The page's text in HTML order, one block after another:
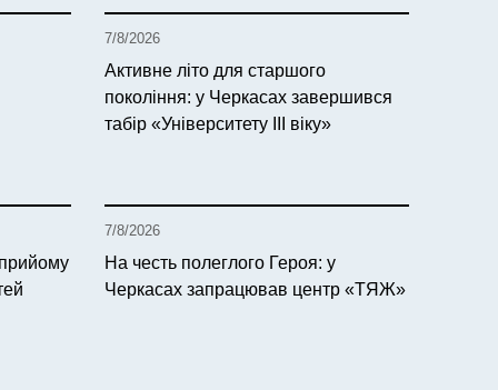
7/8/2026
Активне літо для старшого
покоління: у Черкасах завершився
табір «Університету ІІІ віку»
7/8/2026
На честь полеглого Героя: у
Черкасах запрацював центр «ТЯЖ»